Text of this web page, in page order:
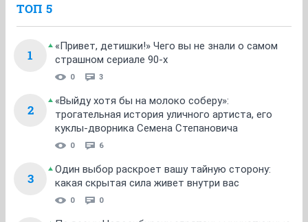
ТОП 5
1
«Привет, детишки!» Чего вы не знали о самом
страшном сериале 90-х
0 3
2
«Выйду хотя бы на молоко соберу»:
трогательная история уличного артиста, его
куклы-дворника Семена Степановича
0 6
3
Один выбор раскроет вашу тайную сторону:
какая скрытая сила живет внутри вас
0 0